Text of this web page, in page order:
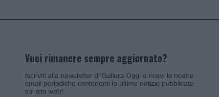
Vuoi rimanere sempre aggiornato?
Iscriviti alla newsletter di Gallura Oggi e ricevi le nostre
email periodiche contenenti le ultime notizie pubblicate
sul sito web!